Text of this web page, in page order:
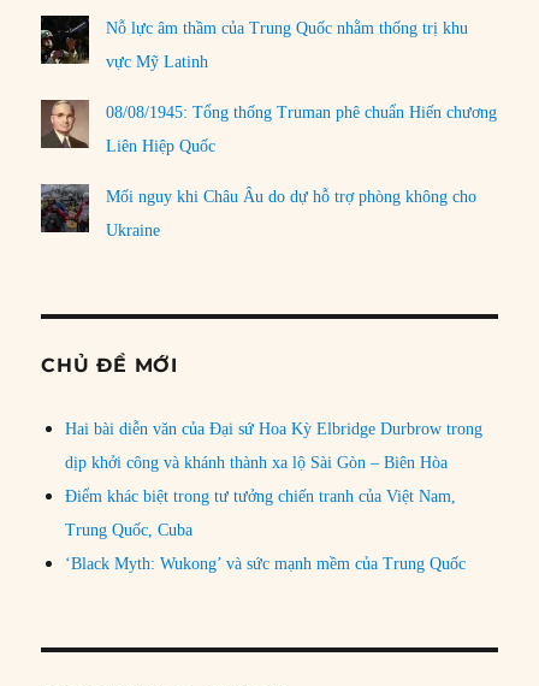
Nỗ lực âm thầm của Trung Quốc nhằm thống trị khu
vực Mỹ Latinh
08/08/1945: Tổng thống Truman phê chuẩn Hiến chương
Liên Hiệp Quốc
Mối nguy khi Châu Âu do dự hỗ trợ phòng không cho
Ukraine
CHỦ ĐỀ MỚI
Hai bài diễn văn của Đại sứ Hoa Kỳ Elbridge Durbrow trong
dịp khởi công và khánh thành xa lộ Sài Gòn – Biên Hòa
Điểm khác biệt trong tư tưởng chiến tranh của Việt Nam,
Trung Quốc, Cuba
‘Black Myth: Wukong’ và sức mạnh mềm của Trung Quốc